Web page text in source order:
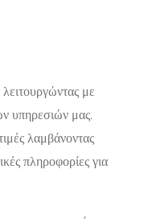
με
υπηρεσιών μας.
λαμβάνοντας
πληροφορίες για
Featured
ΠΑΞΟΙ |